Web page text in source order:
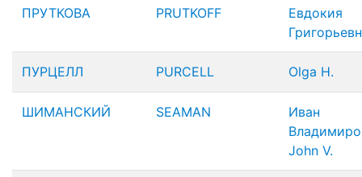
ПРУТКОВА PRUTKOFF
Евдокия
ПУРЦЕЛЛ PURCELL Olga H.
ШИМАНСКИЙ SEAMAN
Иван
John V.